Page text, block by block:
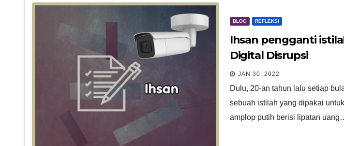
BLOG REFLEKSI
Ihsan pengganti
Digital Disrupsi
JAN 30, 2022
Dulu, 20-an tahun lalu setiap
sebuah istilah yang dipakai
amplop putih berisi lipatan